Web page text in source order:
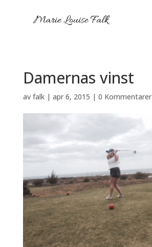
Damernas vinst
av falk| apr 6, 2015 | 0 Kommentarer